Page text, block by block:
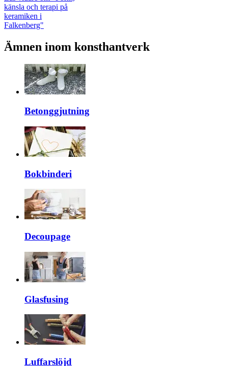
känsla och terapi på
keramiken i
Falkenberg"
Ämnen inom konsthantverk
Betonggjutning
Bokbinderi
Decoupage
Glasfusing
Luffarslöjd